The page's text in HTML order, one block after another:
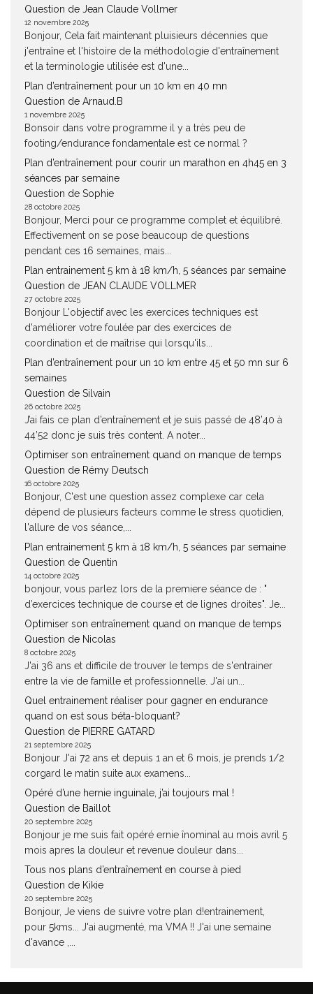
Question de Jean Claude Vollmer
12 novembre 2025
Bonjour, Cela fait maintenant pluisieurs décennies que
j'entraîne et l'histoire de la méthodologie d'entraînement
et la terminologie utilisée est d'une...
Plan d’entraînement pour un 10 km en 40 mn
Question de Arnaud.B
1 novembre 2025
Bonsoir dans votre programme il y a très peu de
footing/endurance fondamentale est ce normal ?
Plan d’entraînement pour courir un marathon en 4h45 en 3
séances par semaine
Question de Sophie
28 octobre 2025
Bonjour, Merci pour ce programme complet et équilibré.
Effectivement on se pose beaucoup de questions
pendant ces 16 semaines, mais...
Plan entrainement 5 km à 18 km/h, 5 séances par semaine
Question de JEAN CLAUDE VOLLMER
27 octobre 2025
Bonjour L'objectif avec les exercices techniques est
d'améliorer votre foulée par des exercices de
coordination et de maîtrise qui lorsqu'ils...
Plan d’entraînement pour un 10 km entre 45 et 50 mn sur 6
semaines
Question de Silvain
26 octobre 2025
J’ai fais ce plan d’entraînement et je suis passé de 48’40 à
44’52 donc je suis très content. A noter...
Optimiser son entraînement quand on manque de temps
Question de Rémy Deutsch
16 octobre 2025
Bonjour, C'est une question assez complexe car cela
dépend de plusieurs facteurs comme le stress quotidien,
l'allure de vos séance,...
Plan entrainement 5 km à 18 km/h, 5 séances par semaine
Question de Quentin
14 octobre 2025
bonjour, vous parlez lors de la premiere séance de : "
d’exercices technique de course et de lignes droites". Je...
Optimiser son entraînement quand on manque de temps
Question de Nicolas
8 octobre 2025
J'ai 36 ans et difficile de trouver le temps de s'entrainer
entre la vie de famille et professionnelle. J'ai un...
Quel entrainement réaliser pour gagner en endurance
quand on est sous béta-bloquant?
Question de PIERRE GATARD
21 septembre 2025
Bonjour J'ai 72 ans et depuis 1 an et 6 mois, je prends 1/2
corgard le matin suite aux examens...
Opéré d’une hernie inguinale, j’ai toujours mal !
Question de Baillot
20 septembre 2025
Bonjour je me suis fait opéré ernie înominal au mois avril 5
mois apres la douleur et revenue douleur dans...
Tous nos plans d’entraînement en course à pied
Question de Kikie
20 septembre 2025
Bonjour, Je viens de suivre votre plan d!entrainement,
pour 5kms... J'ai augmenté, ma VMA !! J'ai une semaine
d'avance ,...